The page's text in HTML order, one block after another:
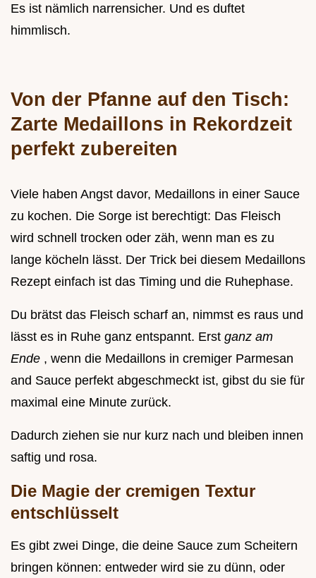
Es ist nämlich narrensicher. Und es duftet
himmlisch.
Von der Pfanne auf den Tisch:
Zarte Medaillons in Rekordzeit
perfekt zubereiten
Viele haben Angst davor, Medaillons in einer Sauce
zu kochen. Die Sorge ist berechtigt: Das Fleisch
wird schnell trocken oder zäh, wenn man es zu
lange köcheln lässt. Der Trick bei diesem Medaillons
Rezept einfach ist das Timing und die Ruhephase.
Du brätst das Fleisch scharf an, nimmst es raus und
lässt es in Ruhe ganz entspannt. Erst ganz am
Ende , wenn die Medaillons in cremiger Parmesan
and Sauce perfekt abgeschmeckt ist, gibst du sie für
maximal eine Minute zurück.
Dadurch ziehen sie nur kurz nach und bleiben innen
saftig und rosa.
Die Magie der cremigen Textur
entschlüsselt
Es gibt zwei Dinge, die deine Sauce zum Scheitern
bringen können: entweder wird sie zu dünn, oder